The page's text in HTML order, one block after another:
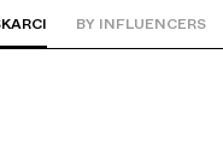
BY INFLUENCERS